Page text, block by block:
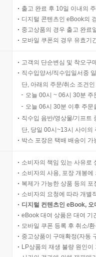
출고 완료 후 10일 이내의
디지털 콘텐츠인 eBook의
중고상품의 경우 출고 완료
모바일 쿠폰의 경우 유효기
고객의 단순변심 및 착오구
직수입양서/직수입일서중
단, 아래의 주문/취소 조건
오늘 00시 ~ 06시 30분
오늘 06시 30분 이후 주
직수입 음반/영상물/기프트
단, 당일 00시~13시 사이의
박스 포장은 택배 배송이
소비자의 책임 있는 사유로
소비자의 사용, 포장 개봉
복제가 가능한 상품 등의
소비자의 요청에 따라 개별
디지털 컨텐츠인 eBook,
eBook 대여 상품은 대여 기
모바일 쿠폰 등록 후 취소/
중고상품이 구매확정(자동
LP상품의 재생 불량 원인